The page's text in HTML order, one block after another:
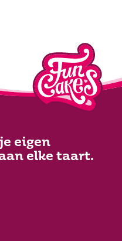
eigen
elke taart.